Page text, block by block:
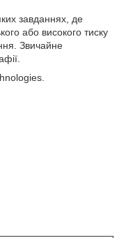
завданнях, де
або високого тиску
Звичайне